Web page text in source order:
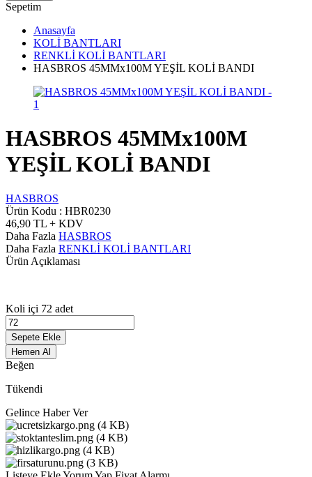
Sepetim
Anasayfa
KOLİ BANTLARI
RENKLİ KOLİ BANTLARI
HASBROS 45MMx100M YEŞİL KOLİ BANDI
HASBROS 45MMx100M
YEŞİL KOLİ BANDI
HASBROS
Ürün Kodu : HBR0230
46,90 TL + KDV
Daha Fazla HASBROS
Daha Fazla RENKLİ KOLİ BANTLARI
Ürün Açıklaması
Koli içi 72 adet
Sepete Ekle
Hemen Al
Beğen
Tükendi
Gelince Haber Ver